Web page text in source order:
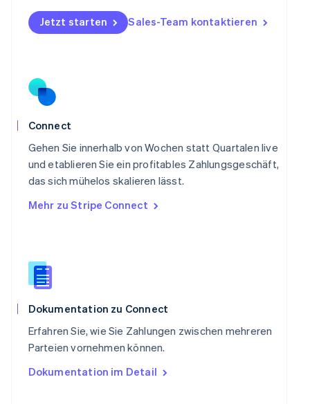
Jetzt starten Sales-Team kontaktieren
Connect
Gehen Sie innerhalb von Wochen statt Quartalen live
und etablieren Sie ein profitables Zahlungsgeschäft,
das sich mühelos skalieren lässt.
Mehr zu Stripe Connect
Dokumentation zu Connect
Erfahren Sie, wie Sie Zahlungen zwischen mehreren
Parteien vornehmen können.
Dokumentation im Detail
Polen
English
Portugal
Schweden
Svenska
Deutsch
Singapur
English 简体中文
Slowakei
English
Slowenien
English
Spanien
Español
Thailand
Tschechische Republik
English
English